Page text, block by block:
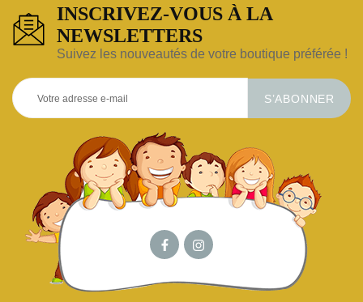
INSCRIVEZ-VOUS À LA
NEWSLETTERS
Suivez les nouveautés de votre boutique préférée !
S’ABONNER